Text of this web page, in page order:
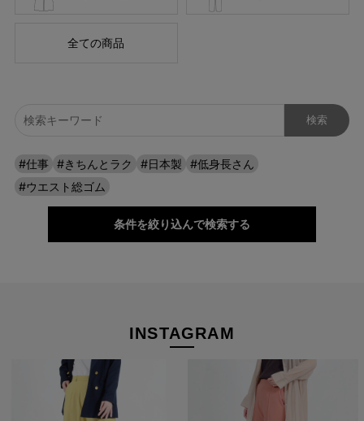
全ての商品
#仕事 #きちんとラク #日本製
#低身長さん
#ウエスト総ゴム
条件を絞り込んで検索する
INSTAGRAM